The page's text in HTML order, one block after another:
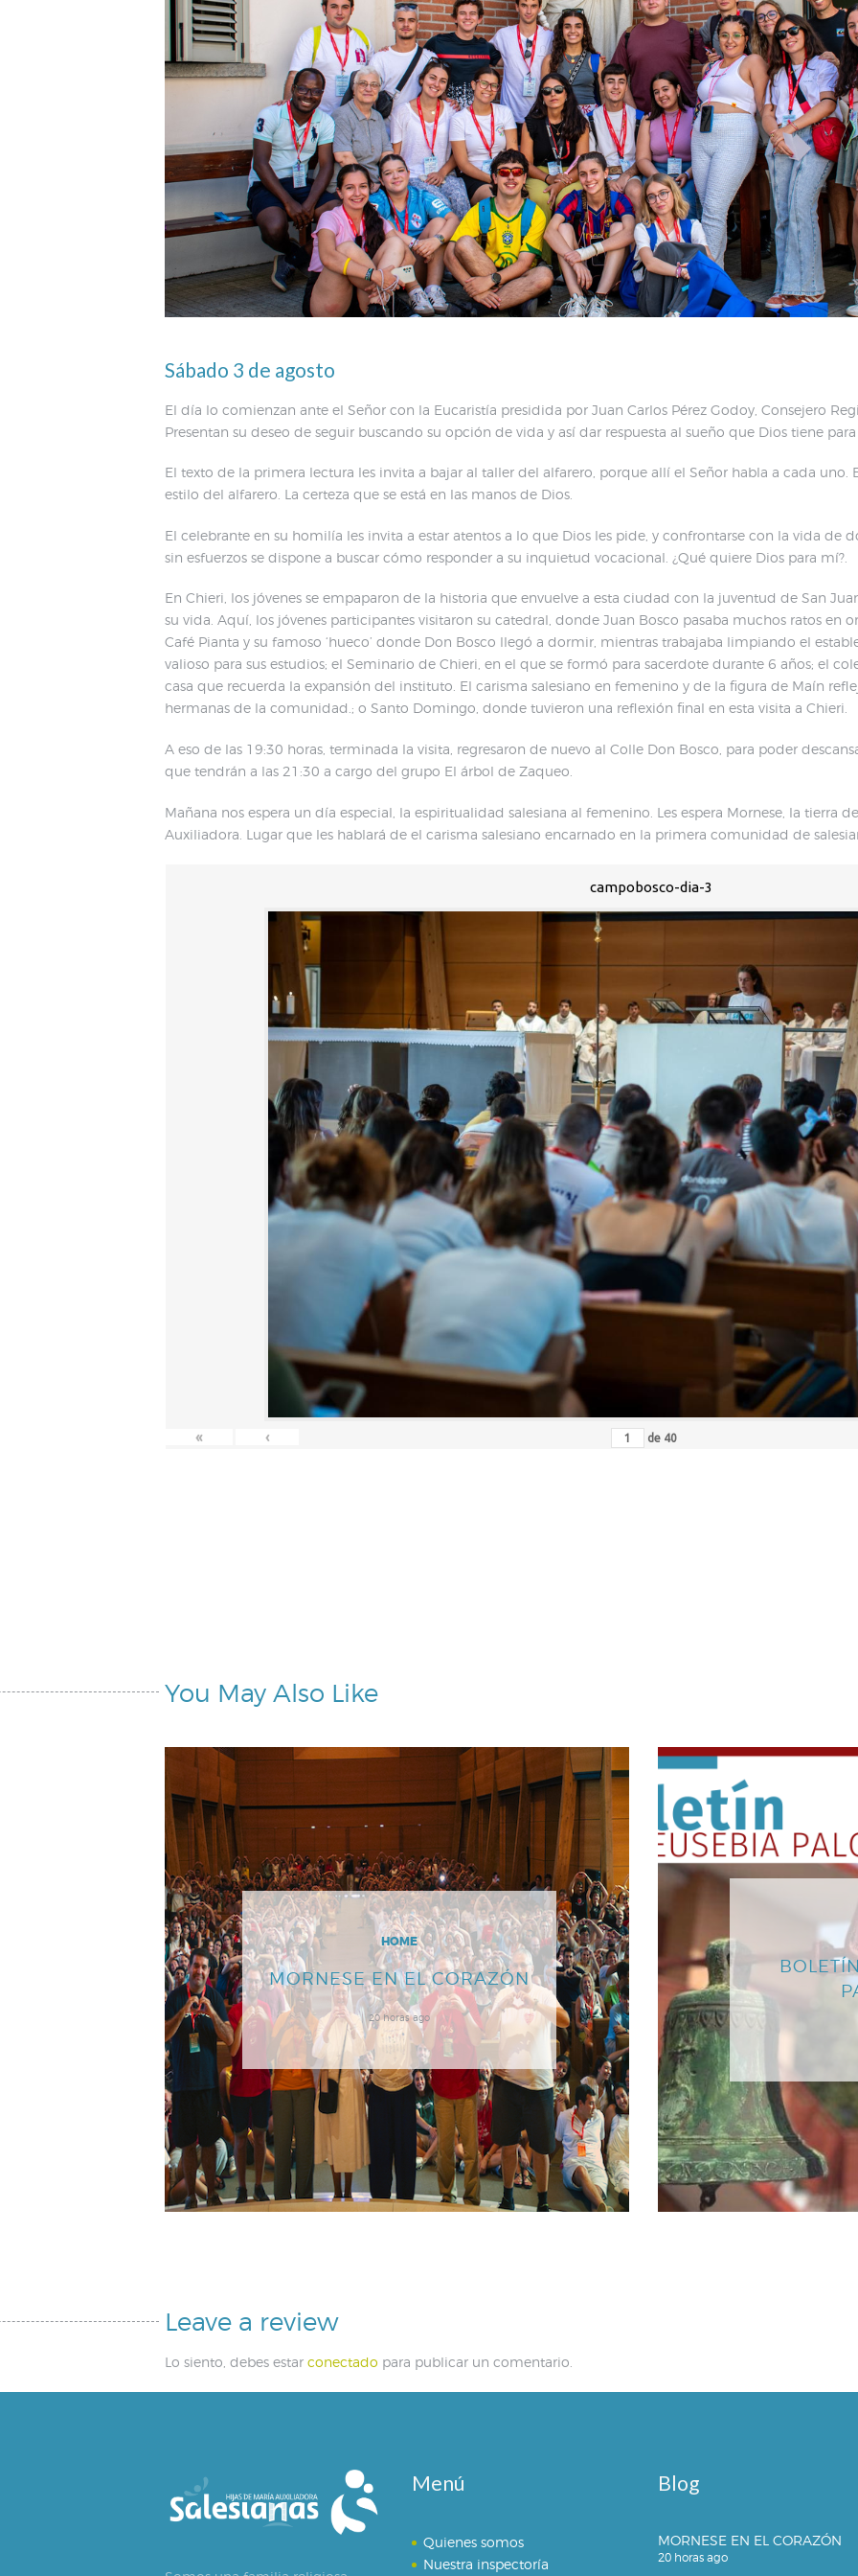
Sábado 3 de agosto
El día lo comienzan ante el Señor con la Eucaristía presidida por Juan Carlos Pérez Godoy, Consejero
Presentan su deseo de seguir buscando su opción de vida y así dar respuesta al sueño que Dios tiene
El texto de la primera lectura les invita a bajar al taller del alfarero, porque allí el Señor habla a cada
estilo del alfarero. La certeza que se está en las manos de Dios.
El celebrante en su homilía les invita a estar atentos a lo que Dios les pide, y confrontarse con la vida de
sin esfuerzos se dispone a buscar cómo responder a su inquietud vocacional. ¿Qué quiere Dios para mí?.
En Chieri, los jóvenes se empaparon de la historia que envuelve a esta ciudad con la juventud de San
su vida. Aquí, los jóvenes participantes visitaron su catedral, donde Juan Bosco pasaba muchos ratos en
Café Pianta y su famoso ‘hueco’ donde Don Bosco llegó a dormir, mientras trabajaba limpiando el
valioso para sus estudios; el Seminario de Chieri, en el que se formó para sacerdote durante 6 años; el
casa que recuerda la expansión del instituto. El carisma salesiano en femenino y de la figura de Maín
hermanas de la comunidad.; o Santo Domingo, donde tuvieron una reflexión final en esta visita a Chieri.
A eso de las 19:30 horas, terminada la visita, regresaron de nuevo al Colle Don Bosco, para poder
que tendrán a las 21:30 a cargo del grupo El árbol de Zaqueo.
Mañana nos espera un día especial, la espiritualidad salesiana al femenino. Les espera Mornese, la tierra
Auxiliadora. Lugar que les hablará de el carisma salesiano encarnado en la primera comunidad de
campobosco-dia-3
« ‹ de 40
You May Also Like
HOME
MORNESE EN EL CORAZÓN
20 horas ago
Leave a review
Lo siento, debes estar conectado para publicar un comentario.
Menú
Quienes somos
Nuestra inspectoría
Blog
MORNESE EN EL CORAZÓN
20 horas ago